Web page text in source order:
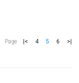
Page |< 4 5 6 >|